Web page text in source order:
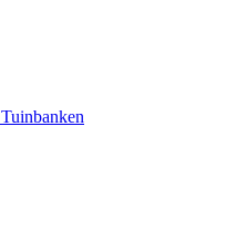
Tuinbanken